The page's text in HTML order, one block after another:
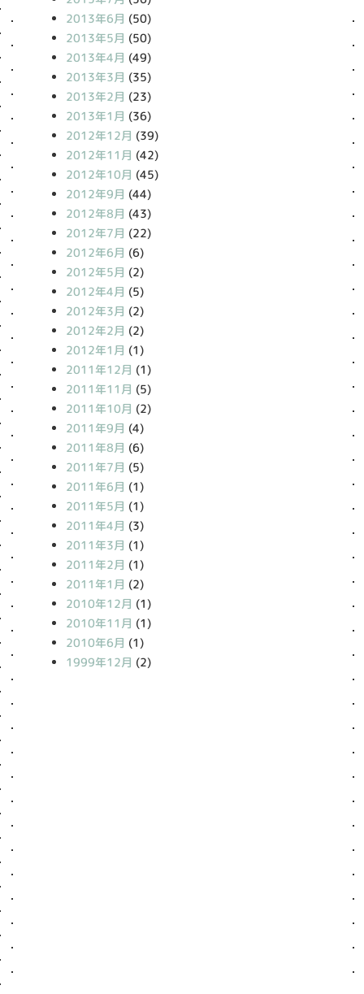
2013年6月 (50)
2013年5月 (50)
2013年4月 (49)
2013年3月 (35)
2013年2月 (23)
2013年1月 (36)
2012年12月 (39)
2012年11月 (42)
2012年10月 (45)
2012年9月 (44)
2012年8月 (43)
2012年7月 (22)
2012年6月 (6)
2012年5月 (2)
2012年4月 (5)
2012年3月 (2)
2012年2月 (2)
2012年1月 (1)
2011年12月 (1)
2011年11月 (5)
2011年10月 (2)
2011年9月 (4)
2011年8月 (6)
2011年7月 (5)
2011年6月 (1)
2011年5月 (1)
2011年4月 (3)
2011年3月 (1)
2011年2月 (1)
2011年1月 (2)
2010年12月 (1)
2010年11月 (1)
2010年6月 (1)
1999年12月 (2)